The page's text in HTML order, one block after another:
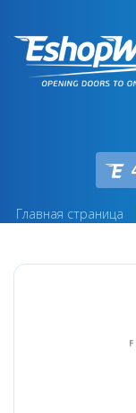
Главная страница